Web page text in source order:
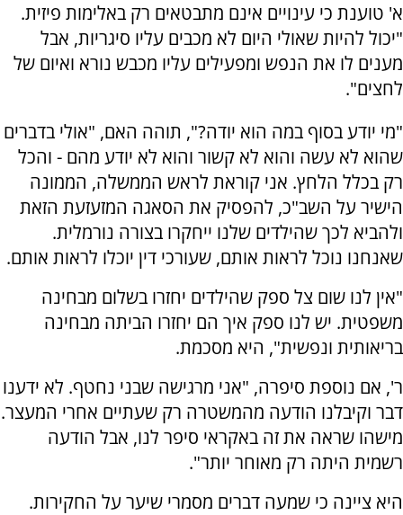
א' טוענת כי עינויים אינם מתבטאים רק באלימות פיזית.
"יכול להיות שאולי היום לא מכבים עליו סיגריות, אבל
מענים לו את הנפש ומפעילים עליו מכבש נורא ואיום של
לחצים".
"מי יודע בסוף במה הוא יודה?", תוהה האם, "אולי בדברים
שהוא לא עשה והוא לא קשור והוא לא יודע מהם - והכל
רק בכלל הלחץ. אני קוראת לראש הממשלה, הממונה
הישיר על השב"כ, להפסיק את הסאגה המזעזעת הזאת
ולהביא לכך שהילדים שלנו ייחקרו בצורה נורמלית.
שאנחנו נוכל לראות אותם, שעורכי דין יוכלו לראות אותם.
"אין לנו שום צל ספק שהילדים יחזרו בשלום מבחינה
משפטית. יש לנו ספק איך הם יחזרו הביתה מבחינה
בריאותית ונפשית", היא מסכמת.
ר', אם נוספת סיפרה, "אני מרגישה שבני נחטף. לא ידענו
דבר וקיבלנו הודעה מהמשטרה רק שעתיים אחרי המעצר.
מישהו שראה את זה באקראי סיפר לנו, אבל הודעה
רשמית היתה רק מאוחר יותר".
היא ציינה כי שמעה דברים מסמרי שיער על החקירות.